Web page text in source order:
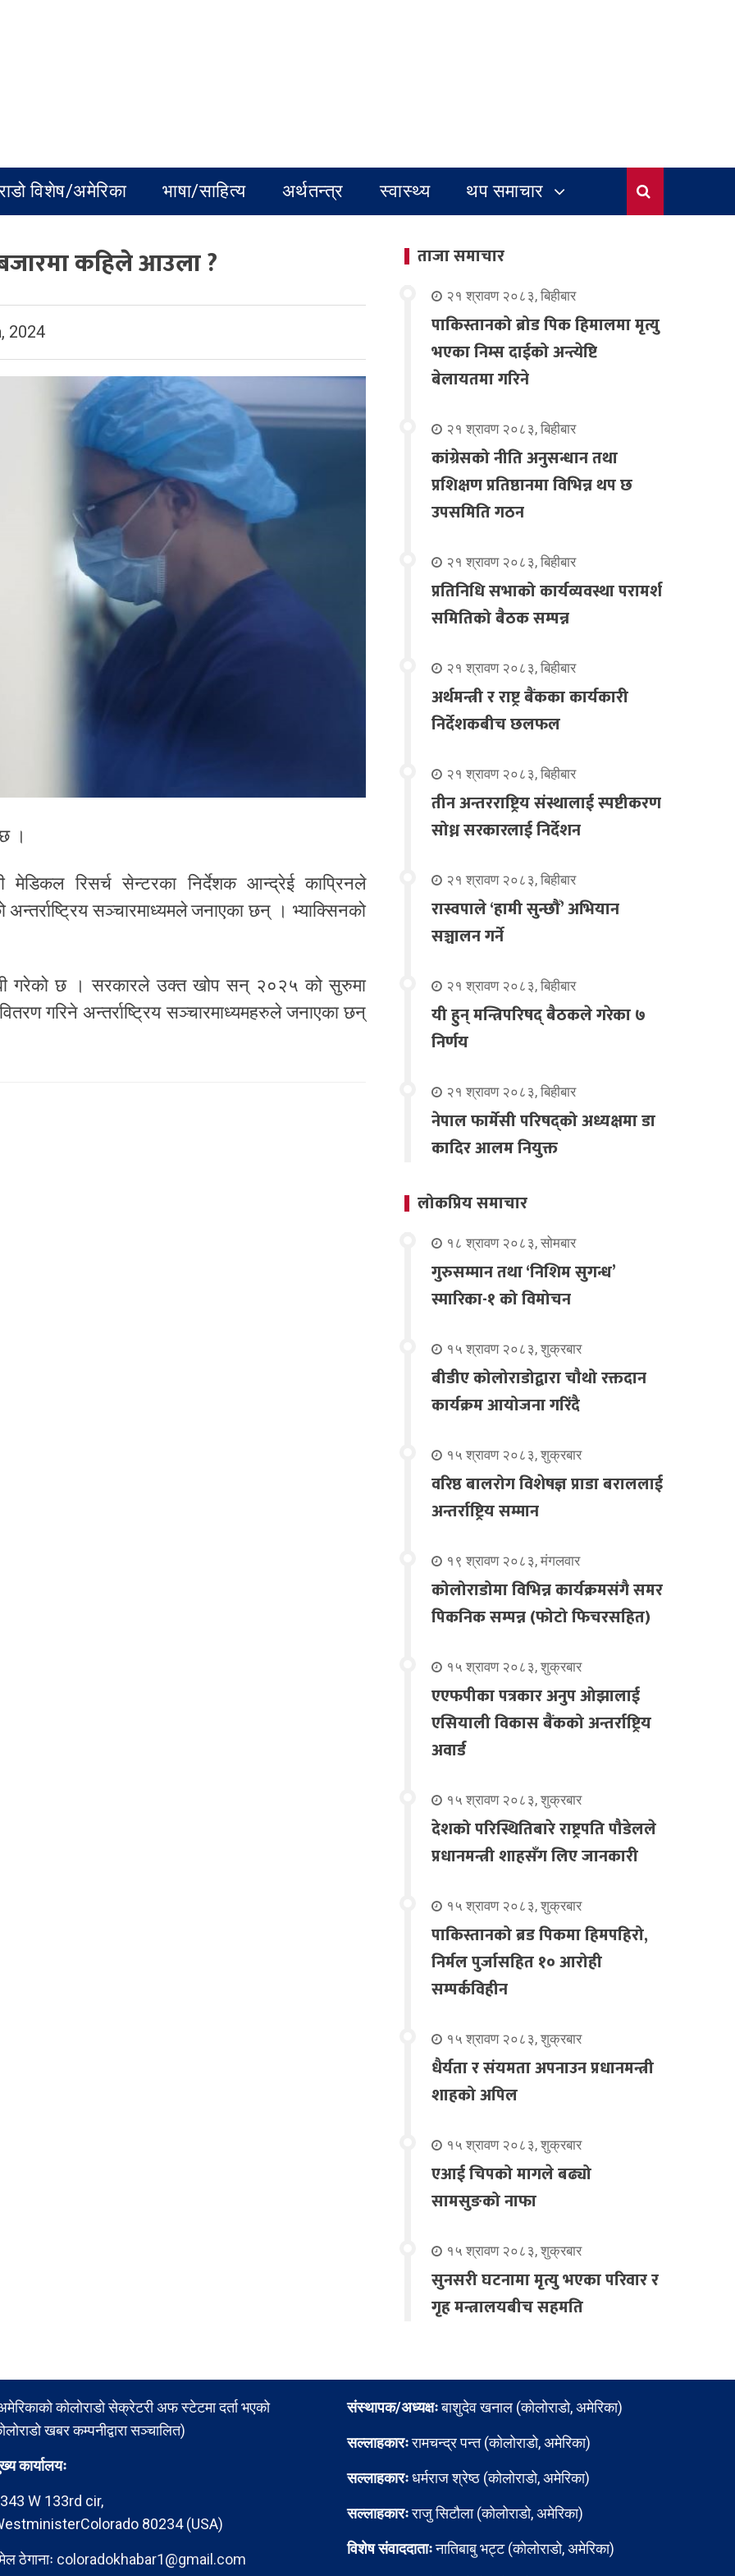
विशेष/अमेरिका भाषा/साहित्य अर्थतन्त्र स्वास्थ्य थप समाचार
कहिले आउला ?
2024
।
मेडिकल रिसर्च सेन्टरका निर्देशक आन्द्रेई काप्रिनले
सञ्चारमाध्यमले जनाएका छन् । भ्याक्सिनको
गरेको छ । सरकारले उक्त खोप सन् २०२५ को सुरुमा
गरिने अन्तर्राष्ट्रिय सञ्चारमाध्यमहरुले जनाएका छन्
ताजा समाचार
२१ श्रावण २०८३, बिहीबार
पाकिस्तानको ब्रोड पिक हिमालमा मृत्यु
भएका निम्स दाईको अन्त्येष्टि
बेलायतमा गरिने
२१ श्रावण २०८३, बिहीबार
कांग्रेसको नीति अनुसन्धान तथा
प्रशिक्षण प्रतिष्ठानमा विभिन्न थप छ
उपसमिति गठन
२१ श्रावण २०८३, बिहीबार
प्रतिनिधि सभाको कार्यव्यवस्था परामर्श
समितिको बैठक सम्पन्न
२१ श्रावण २०८३, बिहीबार
अर्थमन्त्री र राष्ट्र बैंकका कार्यकारी
निर्देशकबीच छलफल
२१ श्रावण २०८३, बिहीबार
तीन अन्तरराष्ट्रिय संस्थालाई स्पष्टीकरण
सोध्न सरकारलाई निर्देशन
२१ श्रावण २०८३, बिहीबार
रास्वपाले ‘हामी सुन्छौँ’ अभियान
सञ्चालन गर्ने
२१ श्रावण २०८३, बिहीबार
यी हुन् मन्त्रिपरिषद् बैठकले गरेका ७
निर्णय
२१ श्रावण २०८३, बिहीबार
नेपाल फार्मेसी परिषद्को अध्यक्षमा डा
कादिर आलम नियुक्त
लोकप्रिय समाचार
१८ श्रावण २०८३, सोमबार
गुरुसम्मान तथा ‘निशिम सुगन्ध’
स्मारिका-१ को विमोचन
१५ श्रावण २०८३, शुक्रबार
बीडीए कोलोराडोद्वारा चौथो रक्तदान
कार्यक्रम आयोजना गरिंदै
१५ श्रावण २०८३, शुक्रबार
वरिष्ठ बालरोग विशेषज्ञ प्राडा बराललाई
अन्तर्राष्ट्रिय सम्मान
१९ श्रावण २०८३, मंगलवार
कोलोराडोमा विभिन्न कार्यक्रमसंगै समर
पिकनिक सम्पन्न (फोटो फिचरसहित)
१५ श्रावण २०८३, शुक्रबार
एएफपीका पत्रकार अनुप ओझालाई
एसियाली विकास बैंकको अन्तर्राष्ट्रिय
अवार्ड
१५ श्रावण २०८३, शुक्रबार
देशको परिस्थितिबारे राष्ट्रपति पौडेलले
प्रधानमन्त्री शाहसँग लिए जानकारी
१५ श्रावण २०८३, शुक्रबार
पाकिस्तानको ब्रड पिकमा हिमपहिरो,
निर्मल पुर्जासहित १० आरोही
सम्पर्कविहीन
१५ श्रावण २०८३, शुक्रबार
धैर्यता र संयमता अपनाउन प्रधानमन्त्री
शाहको अपिल
१५ श्रावण २०८३, शुक्रबार
एआई चिपको मागले बढ्यो
सामसुङको नाफा
१५ श्रावण २०८३, शुक्रबार
सुनसरी घटनामा मृत्यु भएका परिवार र
गृह मन्त्रालयबीच सहमति
कोलोराडो सेक्रेटरी अफ स्टेटमा दर्ता भएको
खबर कम्पनीद्वारा सञ्चालित)
कार्यालयः
W 133rd cir,
80234 (USA)
ठेगानाः coloradokhabar1@gmail.com
संस्थापक/अध्यक्षःबाशुदेव खनाल (कोलोराडो, अमेरिका)
सल्लाहकारःरामचन्द्र पन्त (कोलोराडो, अमेरिका)
सल्लाहकारःधर्मराज श्रेष्ठ (कोलोराडो, अमेरिका)
सल्लाहकारःराजु सिटौला (कोलोराडो, अमेरिका)
विशेष संवाददाताःनातिबाबु भट्ट (कोलोराडो, अमेरिका)